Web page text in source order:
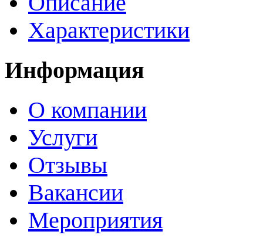
Характеристики
Информация
О компании
Услуги
Отзывы
Вакансии
Мероприятия